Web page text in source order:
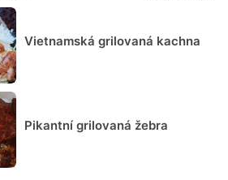
Vietnamská grilovaná kachna
Pikantní grilovaná žebra